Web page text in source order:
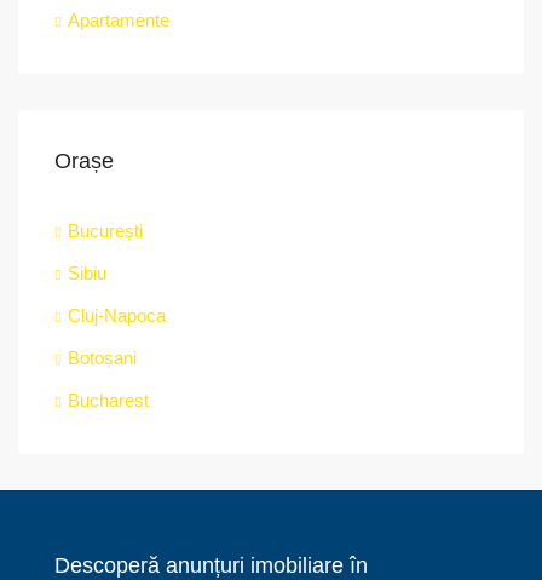
Apartamente
Orașe
București
Sibiu
Cluj-Napoca
Botoșani
Bucharest
Descoperă anunțuri imobiliare în